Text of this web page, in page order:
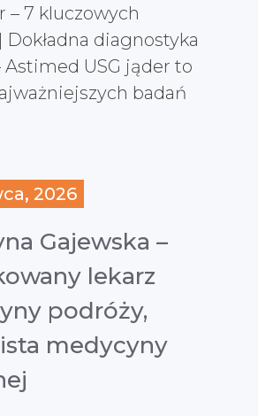
– 7 kluczowych
Dokładna diagnostyka
Astimed USG jąder to
badań
2026
Gajewska –
lekarz
podróży,
medycyny